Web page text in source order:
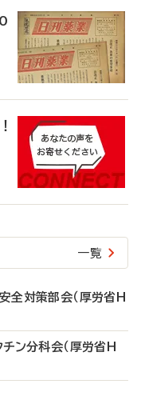
一覧
全対策部会（厚労省H
ン分科会（厚労省H